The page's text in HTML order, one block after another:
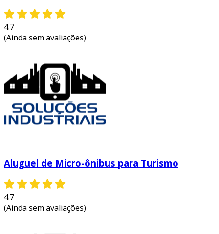
4.7
(Ainda sem avaliações)
Aluguel de Micro-ônibus para Turismo
4.7
(Ainda sem avaliações)